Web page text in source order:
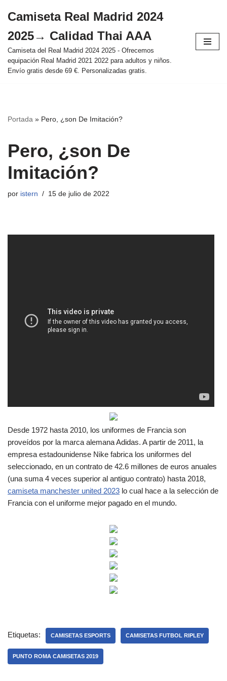
al
contenido
Camiseta Real Madrid 2024
2025→ Calidad Thai AAA
Camiseta del Real Madrid 2024 2025 - Ofrecemos
equipación Real Madrid 2021 2022 para adultos y niños.
Envío gratis desde 69 €. Personalizadas gratis.
Portada » Pero, ¿son De Imitación?
Pero, ¿son De
Imitación?
por istern 15 de julio de 2022
Desde 1972 hasta 2010, los uniformes de Francia son
proveídos por la marca alemana Adidas. A partir de 2011, la
empresa estadounidense Nike fabrica los uniformes del
seleccionado, en un contrato de 42.6 millones de euros anuales
(una suma 4 veces superior al antiguo contrato) hasta 2018,
camiseta manchester united 2023 lo cual hace a la selección de
Francia con el uniforme mejor pagado en el mundo.
Etiquetas: CAMISETAS ESPORTS CAMISETAS FUTBOL RIPLEY
PUNTO ROMA CAMISETAS 2019